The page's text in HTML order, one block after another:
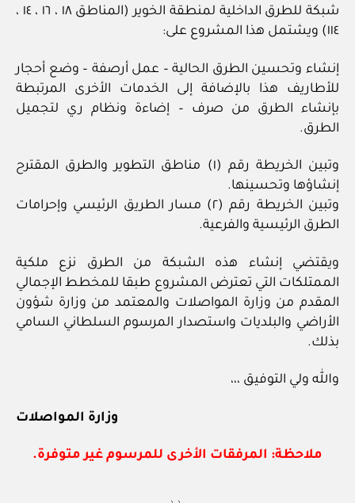
شبكة للطرق الداخلية لمنطقة الخوير (المناطق ١٨ ، ١٦ ، ١٤ ،
١١٤) ويشتمل هذا المشروع على:
إنشاء وتحسين الطرق الحالية – عمل أرصفة – وضع أحجار
للأطاريف هذا بالإضافة إلى الخدمات الأخرى المرتبطة
بإنشاء الطرق من صرف – إضاءة ونظام ري لتجميل
الطرق.
وتبين الخريطة رقم (١) مناطق التطوير والطرق المقترح
إنشاؤها وتحسينها.
وتبين الخريطة رقم (٢) مسار الطريق الرئيسي وإحرامات
الطرق الرئيسية والفرعية.
ويقتضي إنشاء هذه الشبكة من الطرق نزع ملكية
الممتلكات التي تعترض المشروع طبقا للمخطط الإجمالي
المقدم من وزارة المواصلات والمعتمد من وزارة شؤون
الأراضي والبلديات واستصدار المرسوم السلطاني السامي
بذلك.
والله ولي التوفيق ،،،
وزارة المواصلات
ملاحظة: المرفقات الأخرى للمرسوم غير متوفرة.